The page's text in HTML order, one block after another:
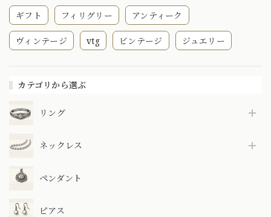
ギフト フィリグリー アンティーク
ヴィンテージ vtg ビンテージ ジュエリー
カテゴリから選ぶ
リング
ネックレス
ペンダント
ピアス